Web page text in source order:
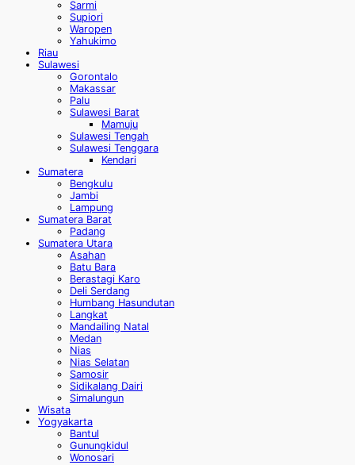
Sarmi
Supiori
Waropen
Yahukimo
Riau
Sulawesi
Gorontalo
Makassar
Palu
Sulawesi Barat
Mamuju
Sulawesi Tengah
Sulawesi Tenggara
Kendari
Sumatera
Bengkulu
Jambi
Lampung
Sumatera Barat
Padang
Sumatera Utara
Asahan
Batu Bara
Berastagi Karo
Deli Serdang
Humbang Hasundutan
Langkat
Mandailing Natal
Medan
Nias
Nias Selatan
Samosir
Sidikalang Dairi
Simalungun
Wisata
Yogyakarta
Bantul
Gunungkidul
Wonosari